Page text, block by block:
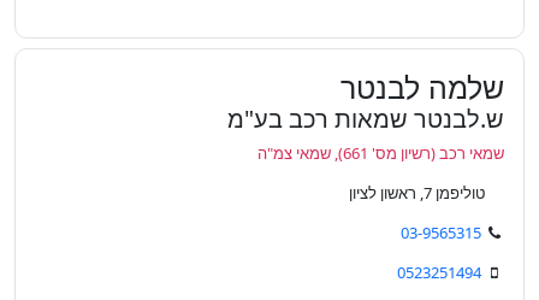
שלמה לבנטר
ש.לבנטר שמאות רכב בע"מ
שמאי רכב (רשיון מס' 661), שמאי צמ"ה
טוליפמן 7, ראשון לציון
03-9565315
0523251494